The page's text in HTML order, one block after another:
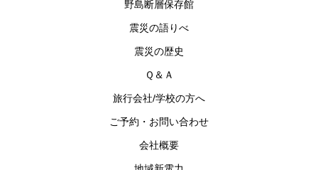
野島断層保存館
震災の語りべ
震災の歴史
Ｑ＆Ａ
旅行会社/学校の方へ
ご予約・お問い合わせ
会社概要